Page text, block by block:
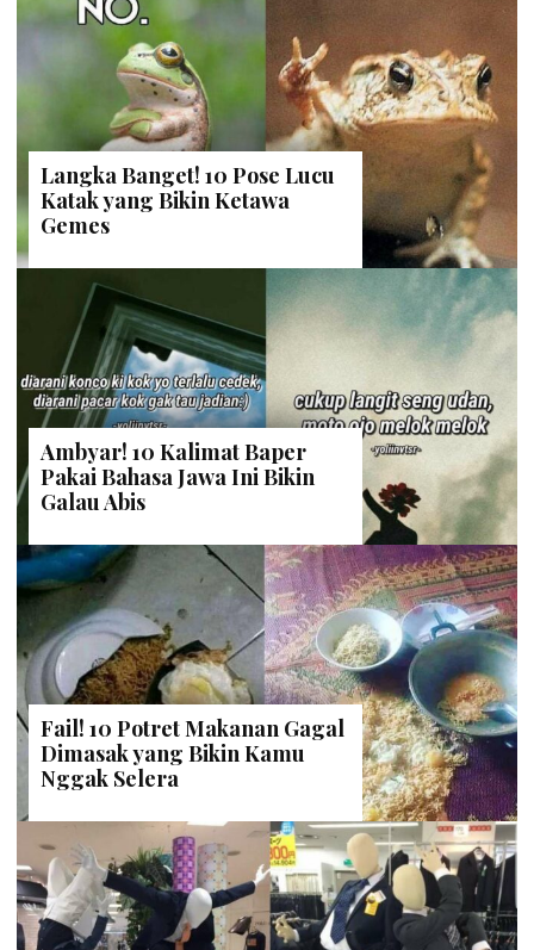
Langka Banget! 10 Pose Lucu
Katak yang Bikin Ketawa
Gemes
Ambyar! 10 Kalimat Baper
Pakai Bahasa Jawa Ini Bikin
Galau Abis
Fail! 10 Potret Makanan Gagal
Dimasak yang Bikin Kamu
Nggak Selera